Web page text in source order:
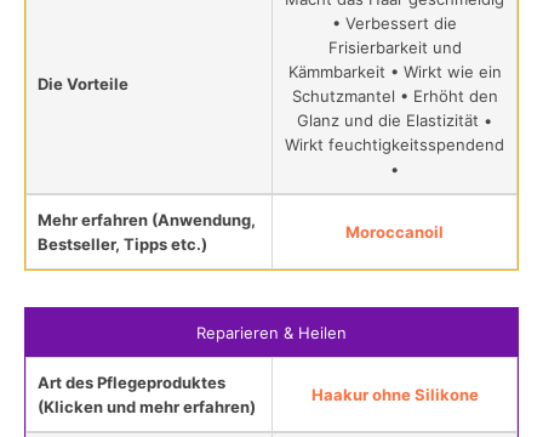
Die Vorteile
• Verbessert die
Frisierbarkeit und
Kämmbarkeit • Wirkt wie ein
Schutzmantel • Erhöht den
Glanz und die Elastizität •
Wirkt feuchtigkeitsspendend
•
Mehr erfahren (Anwendung,
Bestseller, Tipps etc.)
Moroccanoil
Reparieren & Heilen
Art des Pflegeproduktes
(Klicken und mehr erfahren)
Haakur ohne Silikone